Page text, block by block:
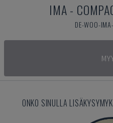
IMA-
DE-WOO-
ONKO SINULLA